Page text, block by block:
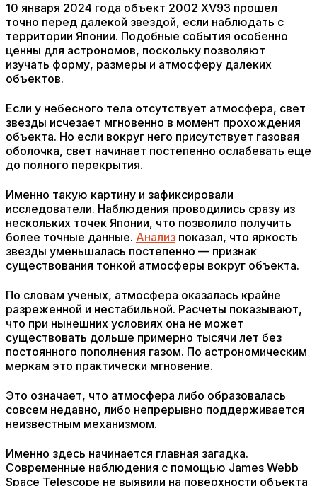
10 января 2024 года объект 2002 XV93 прошел
точно перед далекой звездой, если наблюдать с
территории Японии. Подобные события особенно
ценны для астрономов, поскольку позволяют
изучать форму, размеры и атмосферу далеких
объектов.
Если у небесного тела отсутствует атмосфера, свет
звезды исчезает мгновенно в момент прохождения
объекта. Но если вокруг него присутствует газовая
оболочка, свет начинает постепенно ослабевать еще
до полного перекрытия.
Именно такую картину и зафиксировали
исследователи. Наблюдения проводились сразу из
нескольких точек Японии, что позволило получить
более точные данные. Анализ показал, что яркость
звезды уменьшалась постепенно — признак
существования тонкой атмосферы вокруг объекта.
По словам ученых, атмосфера оказалась крайне
разреженной и нестабильной. Расчеты показывают,
что при нынешних условиях она не может
существовать дольше примерно тысячи лет без
постоянного пополнения газом. По астрономическим
меркам это практически мгновение.
Это означает, что атмосфера либо образовалась
совсем недавно, либо непрерывно поддерживается
неизвестным механизмом.
Именно здесь начинается главная загадка.
Современные наблюдения с помощью James Webb
Space Telescope не выявили на поверхности объекта